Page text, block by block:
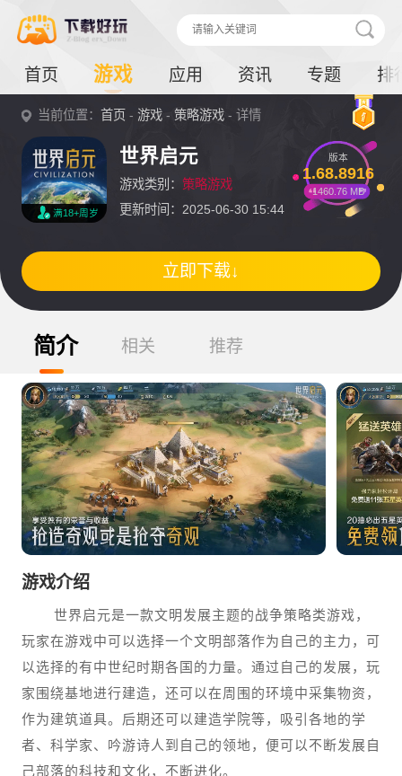
首页 游戏 应用 资讯 专题 排
当前位置：首页 -游戏 -策略游戏 - 详情
满18+周岁
世界启元
游戏类别： 策略游戏
更新时间：2025-06-30 15:44
版本
1.68.8916
1460.76 MB
立即下载↓
简介 相关 推荐
游戏介绍
世界启元是一款文明发展主题的战争策略类游戏，
玩家在游戏中可以选择一个文明部落作为自己的主力，可
以选择的有中世纪时期各国的力量。通过自己的发展，玩
家围绕基地进行建造，还可以在周围的环境中采集物资，
作为建筑道具。后期还可以建造学院等，吸引各地的学
者、科学家、吟游诗人到自己的领地，便可以不断发展自
己部落的科技和文化，不断进化。